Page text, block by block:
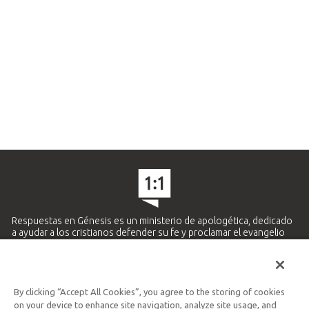
Respuestas en Génesis es un ministerio de apologética, dedicado
a ayudar a los cristianos defender su fe y proclamar el evangelio
Ministerio Hispano y Latinoamericano
By clicking “Accept All Cookies”, you agree to the storing of cookies
on your device to enhance site navigation, analyze site usage, and